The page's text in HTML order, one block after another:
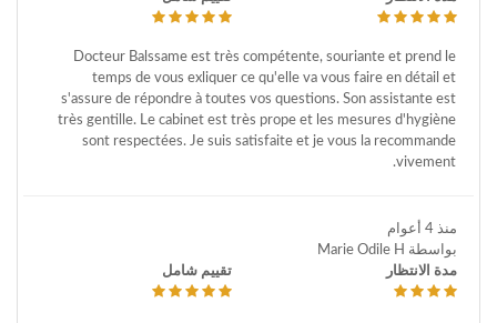
Docteur Balssame est très compétente, souriante et prend le
temps de vous exliquer ce qu'elle va vous faire en détail et
s'assure de répondre à toutes vos questions. Son assistante est
très gentille. Le cabinet est très prope et les mesures d'hygiène
sont respectées. Je suis satisfaite et je vous la recommande
vivement.
منذ 4 أعوام
بواسطة Marie Odile H
مدة الانتظار
تقييم شامل